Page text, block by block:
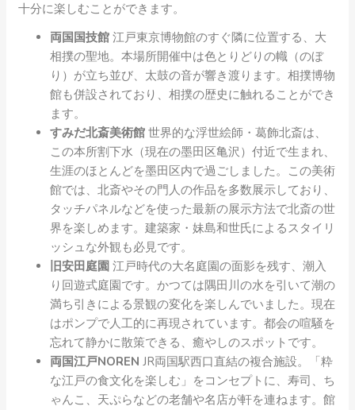
十分に楽しむことができます。
両国国技館 江戸東京博物館のすぐ隣に位置する、大
相撲の聖地。本場所開催中は色とりどりの幟（のぼ
り）が立ち並び、太鼓の音が響き渡ります。相撲博物
館も併設されており、相撲の歴史に触れることができ
ます。
すみだ北斎美術館 世界的な浮世絵師・葛飾北斎は、
この本所割下水（現在の墨田区亀沢）付近で生まれ、
生涯のほとんどを墨田区内で過ごしました。この美術
館では、北斎やその門人の作品を多数展示しており、
タッチパネルなどを使った最新の展示方法で北斎の世
界を楽しめます。建築家・妹島和世氏によるスタイリ
ッシュな外観も必見です。
旧安田庭園 江戸時代の大名庭園の面影を残す、潮入
り回遊式庭園です。かつては隅田川の水を引いて潮の
満ち引きによる景観の変化を楽しんでいました。現在
はポンプで人工的に再現されています。都会の喧騒を
忘れて静かに散策できる、癒やしのスポットです。
両国江戸NOREN JR両国駅西口直結の複合施設。「粋
な江戸の食文化を楽しむ」をコンセプトに、寿司、ち
ゃんこ、天ぷらなどの老舗や名店が軒を連ねます。館